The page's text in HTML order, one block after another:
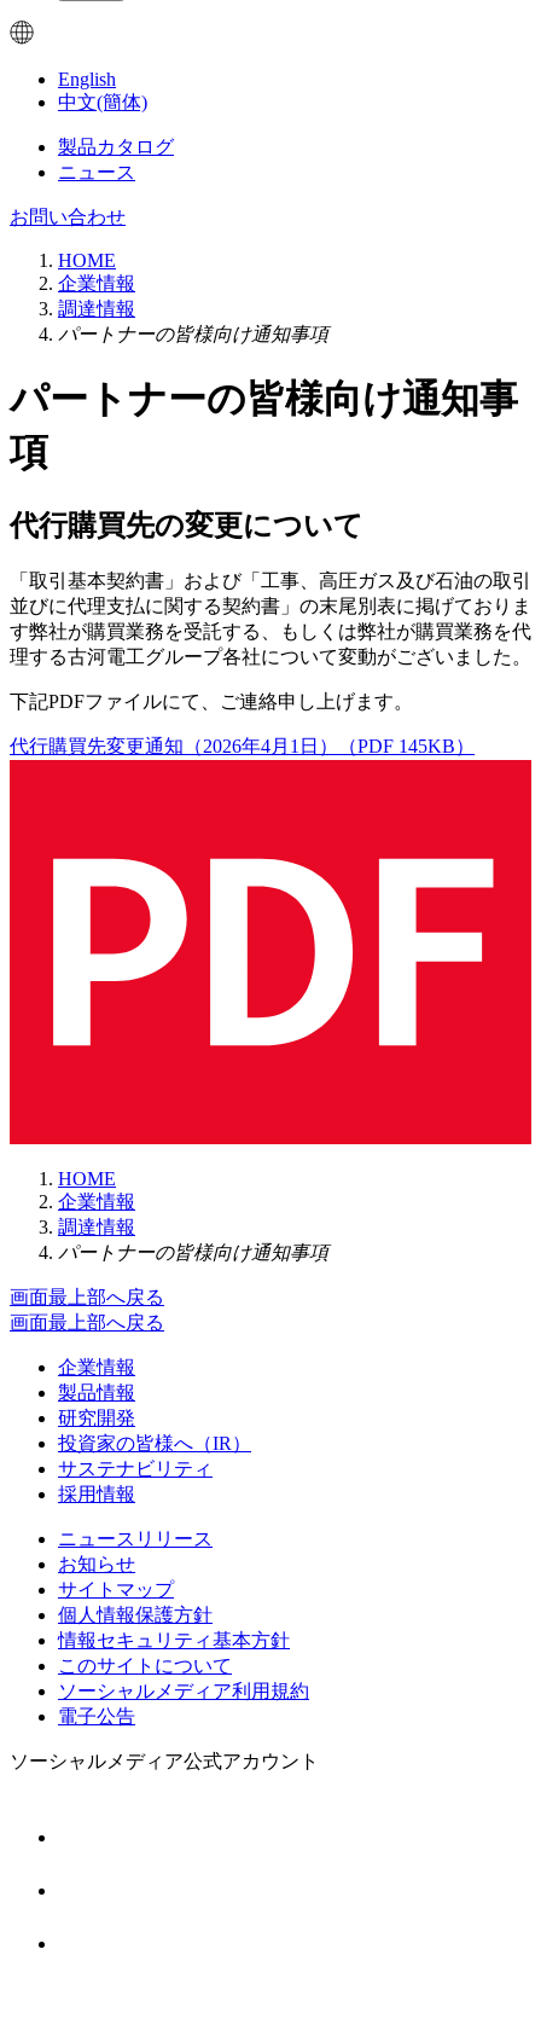
English
中文(簡体)
製品カタログ
ニュース
お問い合わせ
HOME
企業情報
調達情報
パートナーの皆様向け通知事項
パートナーの皆様向け通知事
項
代行購買先の変更について
「取引基本契約書」および「工事、高圧ガス及び石油の取引
並びに代理支払に関する契約書」の末尾別表に掲げておりま
す弊社が購買業務を受託する、もしくは弊社が購買業務を代
理する古河電工グループ各社について変動がございました。
下記PDFファイルにて、ご連絡申し上げます。
代行購買先変更通知（2026年4月1日）（PDF 145KB）
HOME
企業情報
調達情報
パートナーの皆様向け通知事項
画面最上部へ戻る
画面最上部へ戻る
企業情報
製品情報
研究開発
投資家の皆様へ（IR）
サステナビリティ
採用情報
ニュースリリース
お知らせ
サイトマップ
個人情報保護方針
情報セキュリティ基本方針
このサイトについて
ソーシャルメディア利用規約
電子公告
ソーシャルメディア公式アカウント